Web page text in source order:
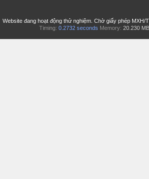
Website đang hoạt động thử nghiệm. Chờ giấy phép MXH/
Timing: 0.2732 seconds Memory: 20.230 MB